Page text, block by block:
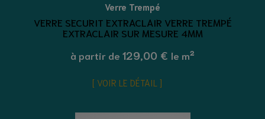
Verre Trempé
VERRE SECURIT EXTRACLAIR VERRE TREMPÉ
EXTRACLAIR SUR MESURE 4MM
à partir de 129,00 € le m²
VOIR LE DÉTAIL